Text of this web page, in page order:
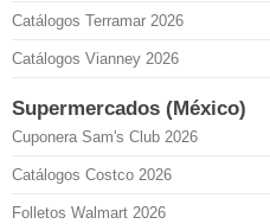
Catálogos Terramar 2026
Catálogos Vianney 2026
Supermercados (México)
Cuponera Sam's Club 2026
Catálogos Costco 2026
Folletos Walmart 2026